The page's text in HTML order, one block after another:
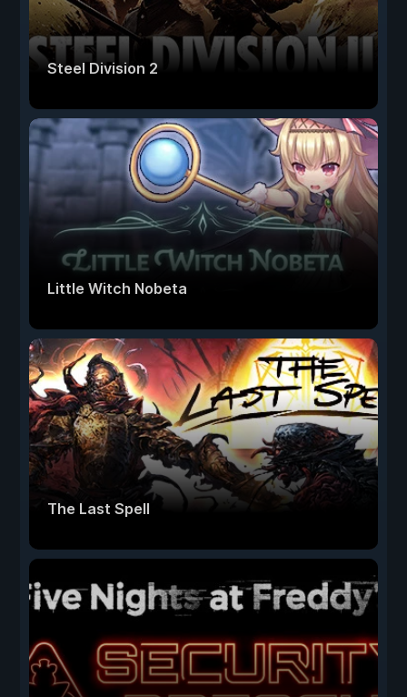
Steel Division 2
Little Witch Nobeta
The Last Spell